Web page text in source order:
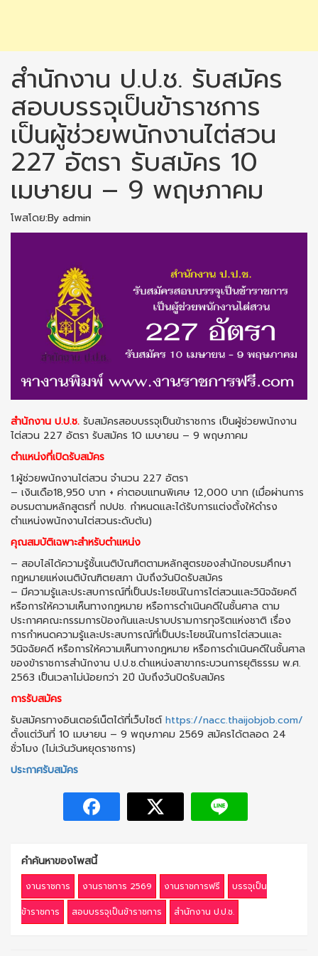
สำนักงาน ป.ป.ช. รับสมัคร
สอบบรรจุเป็นข้าราชการ
เป็นผู้ช่วยพนักงานไต่สวน
227 อัตรา รับสมัคร 10
เมษายน – 9 พฤษภาคม
โพสโดย:By admin
สำนักงาน ป.ป.ช. รับสมัครสอบบรรจุเป็นข้าราชการ เป็นผู้ช่วยพนักงาน
ไต่สวน 227 อัตรา รับสมัคร 10 เมษายน – 9 พฤษภาคม
ตำแหน่งที่เปิดรับสมัคร
1.ผู้ช่วยพนักงานไต่สวน จํานวน 227 อัตรา
– เงินเดือ18,950 บาท + ค่าตอบแทนพิเศษ 12,000 บาท (เมื่อผ่านการ
อบรมตามหลักสูตรที่ กปปช. กำหนดและได้รับการแต่งตั้งให้ดำรง
ตำแหน่งพนักงานไต่สวนระดับต้น)
คุณสมบัติเฉพาะสำหรับตำแหน่ง
– สอบไล่ได้ความรู้ชั้นเนติบัณฑิตตามหลักสูตรของสำนักอบรมศึกษา
กฎหมายแห่งเนติบัณฑิตยสภา นับถึงวันปิดรับสมัคร
– มีความรู้และประสบการณ์ที่เป็นประโยชน์ในการไต่สวนและวินิจฉัยคดี
หรือการให้ความเห็นทางกฎหมาย หรือการดำเนินคดีในชั้นศาล ตาม
ประกาศคณะกรรมการป้องกันและปราบปรามการทุจริตแห่งชาติ เรื่อง
การกำหนดความรู้และประสบการณ์ที่เป็นประโยชน์ในการไต่สวนและ
วินิจฉัยคดี หรือการให้ความเห็นทางกฎหมาย หรือการดำเนินคดีในชั้นศาล
ของข้าราชการสำนักงาน ป.ป.ช.ตำแหน่งสาขากระบวนการยุติธรรม พ.ศ.
2563 เป็นเวลาไม่น้อยกว่า 2ปี นับถึงวันปิดรับสมัคร
การรับสมัคร
รับสมัครทางอินเตอร์เน็ตได้ที่เว็บไซต์https://nacc.thaijobjob.com/
ตั้งแต่วันที่ 10 เมษายน – 9 พฤษภาคม 2569 สมัครได้ตลอด 24
ชั่วโมง (ไม่เว้นวันหยุดราชการ)
ประกาศรับสมัคร
คำค้นหาของโพสนี้
งานราชการ งานราชการ 2569 งานราชการฟรี
บรรจุเป็น
ข้าราชการ
สอบบรรจุเป็นข้าราชการ สำนักงาน ป.ป.ช.